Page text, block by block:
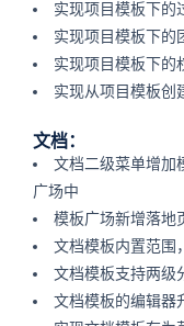
实现项目模板下的
实现项目模板下的
实现项目模板下的
实现从项目模板创
文档：
文档二级菜单增加
广场中
模板广场新增落地
文档模板内置范围
文档模板支持两级
文档模板的编辑器